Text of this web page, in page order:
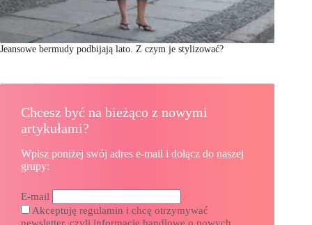
Jeansowe bermudy podbijają lato. Z czym je stylizować?
Chcesz być na bieżąco z nowymi
artykułami?
Wpisz poniżej swój adres e-mail i dołącz do naszej
grupy:
E-mail
Akceptuję regulamin i chcę otrzymywać
newsletter, czyli informacje handlowe o nowych